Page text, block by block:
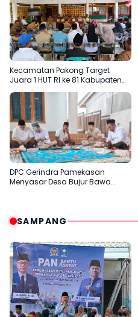
Kecamatan Pakong Target
Juara 1 HUT RI ke 81 Kabupaten
DPC Gerindra Pamekasan
Menyasar Desa Bujur Bawa
SAMPANG